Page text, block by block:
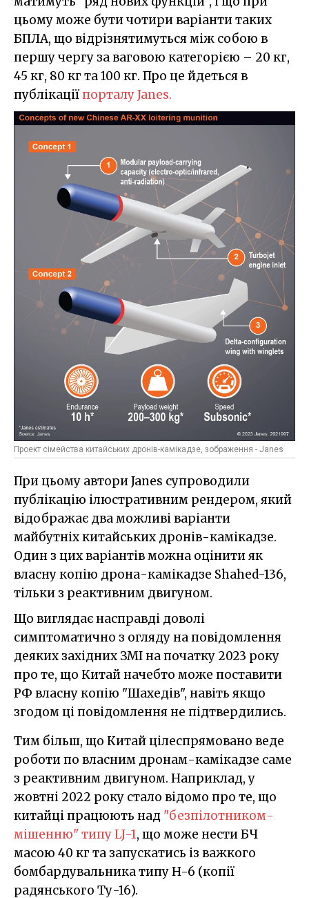
цьому може бути чотири варіанти таких
БПЛА, що відрізнятимуться між собою в
першу чергу за ваговою категорією – 20 кг,
45 кг, 80 кг та 100 кг. Про це йдеться в
публікаціїпорталу Janes.
Проект сімейства китайських дронів-камікадзе, зображення - Janes
При цьому автори Janes супроводили
публікацію ілюстративним рендером, який
відображає два можливі варіанти
майбутніх китайських дронів-камікадзе.
Один з цих варіантів можна оцінити як
власну копію дрона-камікадзе Shahed-136,
тільки з реактивним двигуном.
Що виглядає насправді доволі
симптоматично з огляду на повідомлення
деяких західних ЗМІ на початку 2023 року
про те, що Китай начебто може поставити
РФ власну копію "Шахедів", навіть якщо
згодом ці повідомлення не підтвердились.
Тим більш, що Китай цілеспрямовано веде
роботи по власним дронам-камікадзе саме
з реактивним двигуном. Наприклад, у
жовтні 2022 року стало відомо про те, що
китайці працюють над "безпілотником-
мішенню" типу LJ-1, що може нести БЧ
масою 40 кг та запускатись із важкого
бомбардувальника типу H-6 (копії
радянського Ту-16).